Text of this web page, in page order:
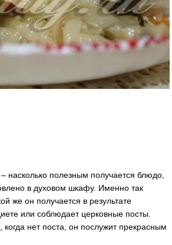
насколько полезным получается блюдо,
в духовом шкафу. Именно так
же он получается в результате
или соблюдает церковные посты.
нет поста, он послужит прекрасным